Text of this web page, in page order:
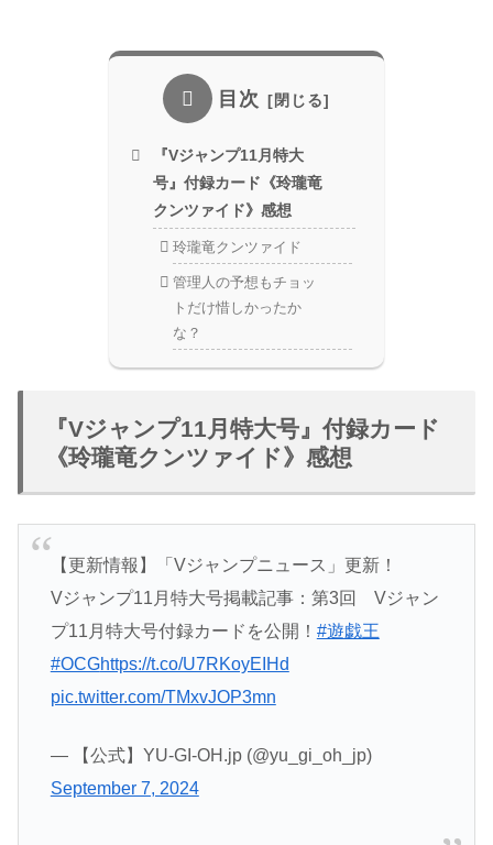
目次
『Vジャンプ11月特大
号』付録カード《玲瓏竜
クンツァイド》感想
玲瓏竜クンツァイド
管理人の予想もチョッ
トだけ惜しかったか
な？
『Vジャンプ11月特大号』付録カード
《玲瓏竜クンツァイド》感想
【更新情報】「Vジャンプニュース」更新！
Vジャンプ11月特大号掲載記事：第3回 Vジャン
プ11月特大号付録カードを公開！ #遊戯王
#OCGhttps://t.co/U7RKoyEIHd
pic.twitter.com/TMxvJOP3mn
— 【公式】YU-GI-OH.jp (@yu_gi_oh_jp)
September 7, 2024